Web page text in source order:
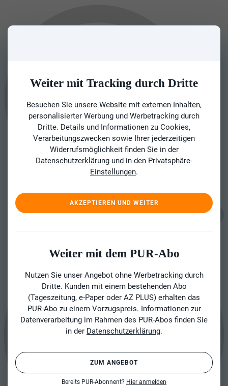
Weiter mit Tracking durch Dritte
Besuchen Sie unsere Website mit externen Inhalten,
personalisierter Werbung und Werbetracking durch
Dritte. Details und Informationen zu Cookies,
Verarbeitungszwecken sowie Ihrer jederzeitigen
Widerrufsmöglichkeit finden Sie in der
Datenschutzerklärung und in den Privatsphäre-
Einstellungen.
AKZEPTIEREN UND WEITER
Weiter mit dem PUR-Abo
Nutzen Sie unser Angebot ohne Werbetracking durch
Dritte. Kunden mit einem bestehenden Abo
(Tageszeitung, e-Paper oder AZ PLUS) erhalten das
PUR-Abo zu einem Vorzugspreis. Informationen zur
Datenverarbeitung im Rahmen des PUR-Abos finden Sie
in der Datenschutzerklärung.
ZUM ANGEBOT
Bereits PUR-Abonnent? Hier anmelden